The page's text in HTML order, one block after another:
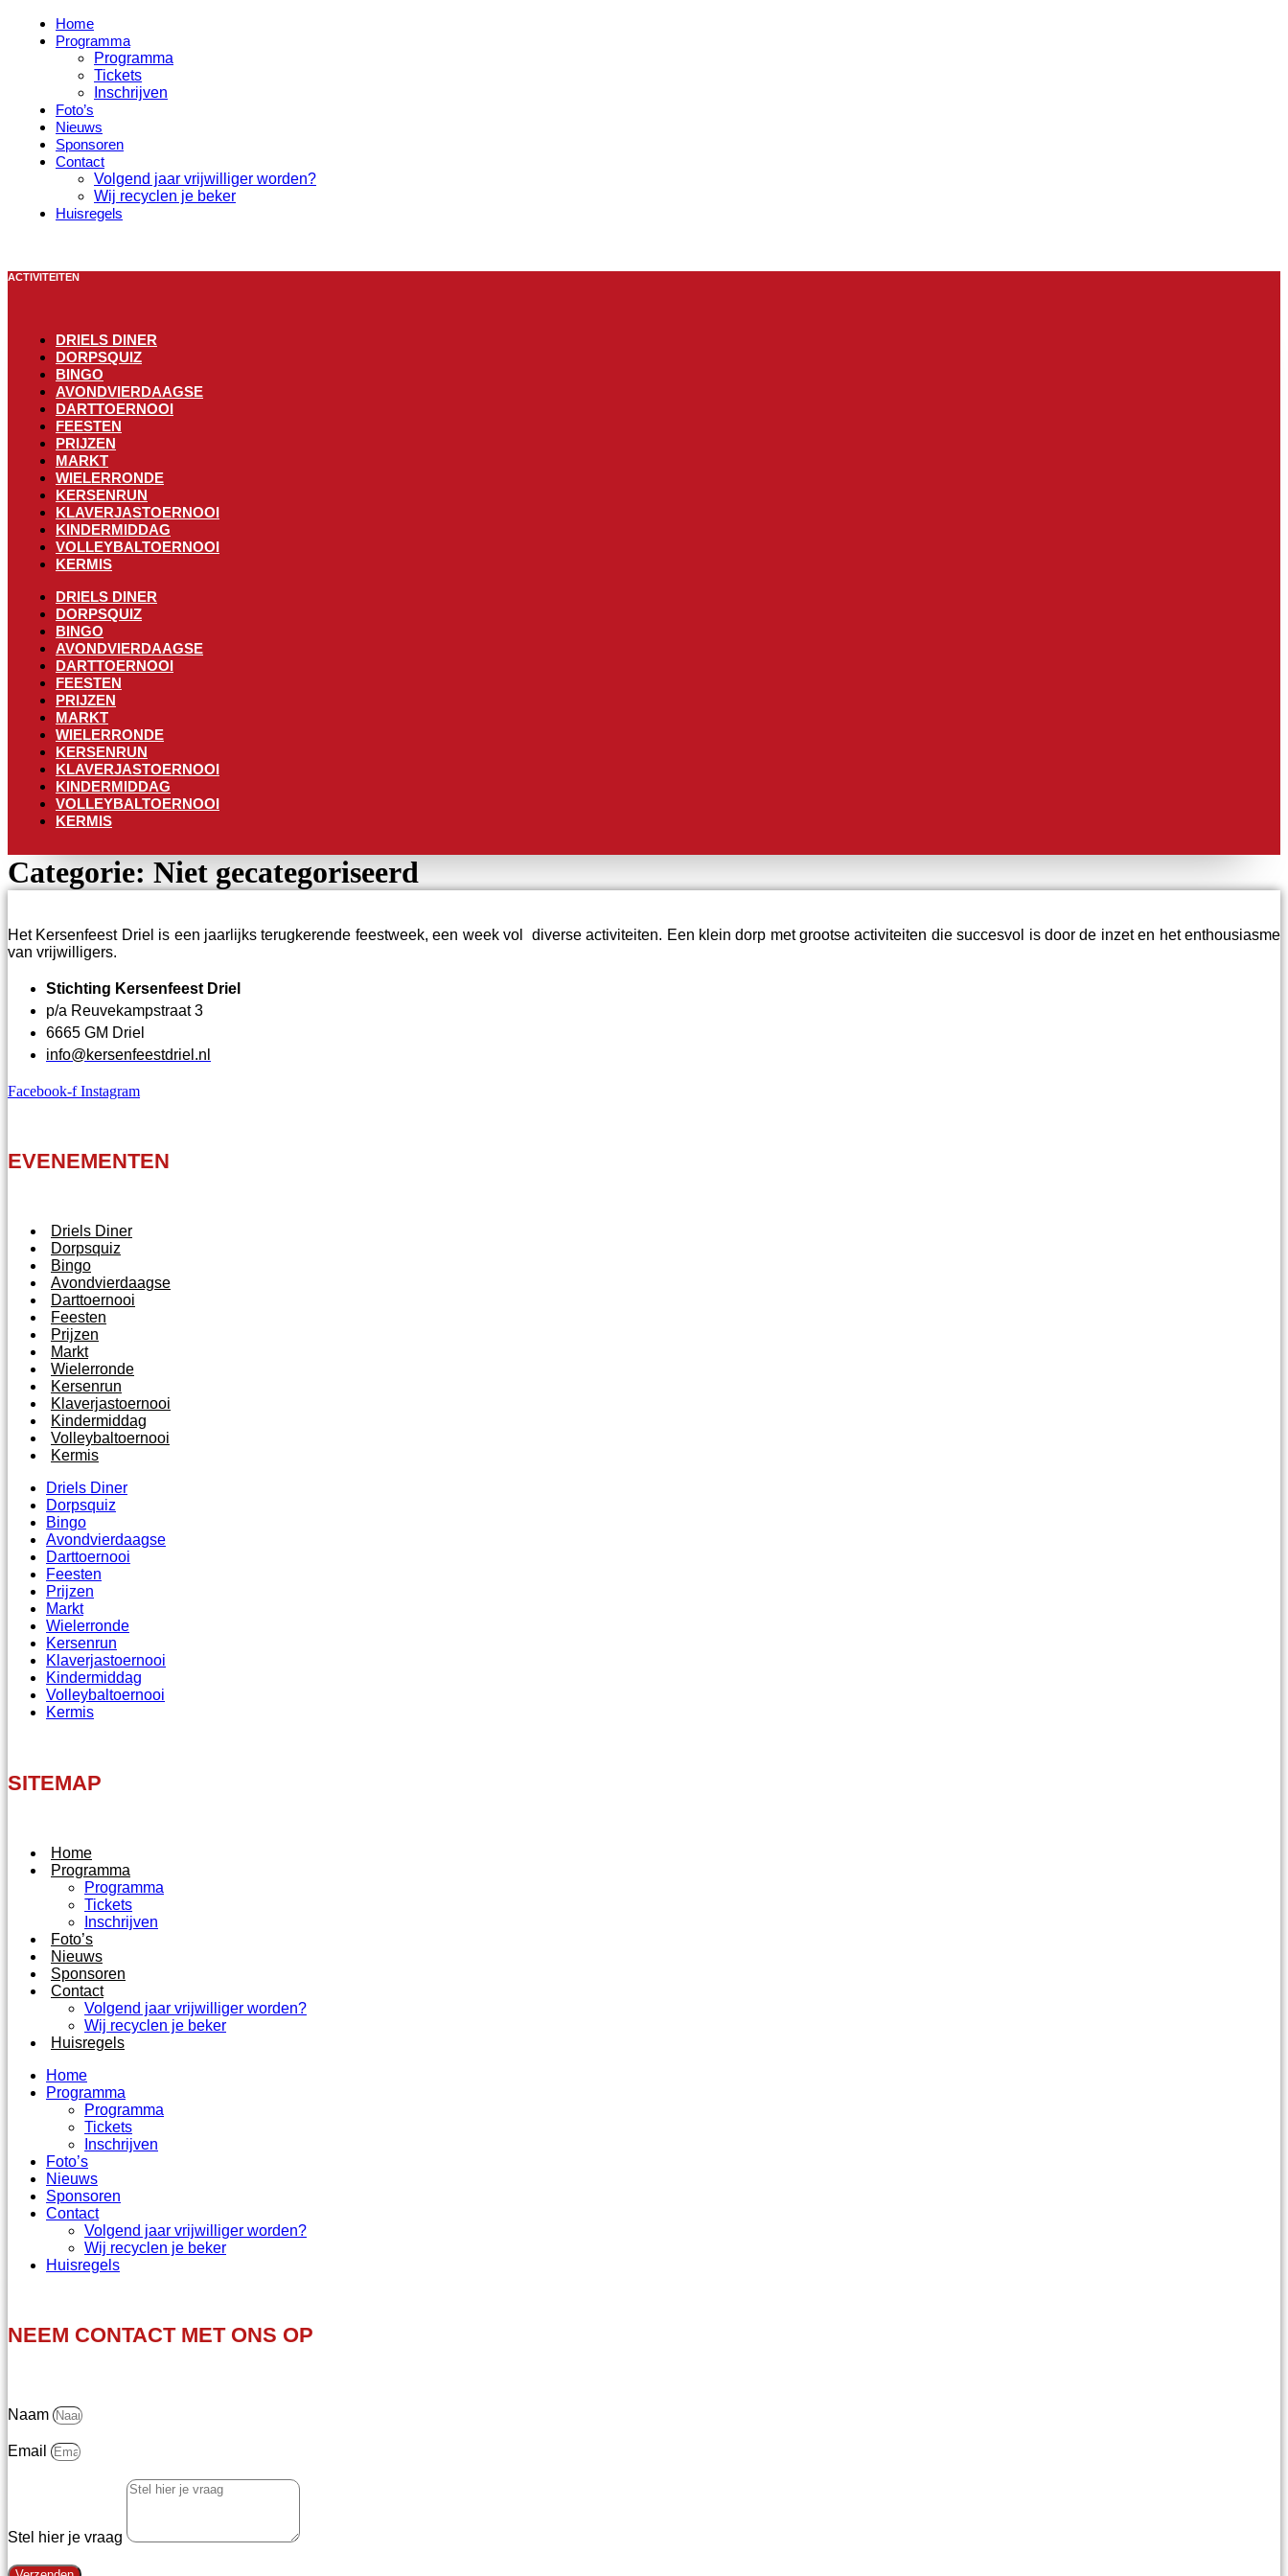
Home
Programma
Programma
Tickets
Inschrijven
Foto’s
Nieuws
Sponsoren
Contact
Volgend jaar vrijwilliger worden?
Wij recyclen je beker
Huisregels
ACTIVITEITEN
DRIELS DINER
DORPSQUIZ
BINGO
AVONDVIERDAAGSE
DARTTOERNOOI
FEESTEN
PRIJZEN
MARKT
WIELERRONDE
KERSENRUN
KLAVERJASTOERNOOI
KINDERMIDDAG
VOLLEYBALTOERNOOI
KERMIS
DRIELS DINER
DORPSQUIZ
BINGO
AVONDVIERDAAGSE
DARTTOERNOOI
FEESTEN
PRIJZEN
MARKT
WIELERRONDE
KERSENRUN
KLAVERJASTOERNOOI
KINDERMIDDAG
VOLLEYBALTOERNOOI
KERMIS
Categorie: Niet gecategoriseerd
Het Kersenfeest Driel is een jaarlijks terugkerende feestweek, een week vol diverse activiteiten. Een klein dorp met grootse activiteiten die succesvol is door de inzet en het enthousiasme
van vrijwilligers.
Stichting Kersenfeest Driel
p/a Reuvekampstraat 3
6665 GM Driel
info@kersenfeestdriel.nl
Facebook-f Instagram
EVENEMENTEN
Driels Diner
Dorpsquiz
Bingo
Avondvierdaagse
Darttoernooi
Feesten
Prijzen
Markt
Wielerronde
Kersenrun
Klaverjastoernooi
Kindermiddag
Volleybaltoernooi
Kermis
Driels Diner
Dorpsquiz
Bingo
Avondvierdaagse
Darttoernooi
Feesten
Prijzen
Markt
Wielerronde
Kersenrun
Klaverjastoernooi
Kindermiddag
Volleybaltoernooi
Kermis
SITEMAP
Home
Programma
Programma
Tickets
Inschrijven
Foto’s
Nieuws
Sponsoren
Contact
Volgend jaar vrijwilliger worden?
Wij recyclen je beker
Huisregels
Home
Programma
Programma
Tickets
Inschrijven
Foto’s
Nieuws
Sponsoren
Contact
Volgend jaar vrijwilliger worden?
Wij recyclen je beker
Huisregels
NEEM CONTACT MET ONS OP
Naam
Email
Stel hier je vraag